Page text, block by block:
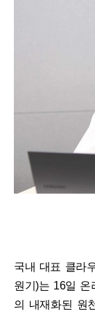
국내 대표 클라
원기)는 16일 온
의 내재화된 원